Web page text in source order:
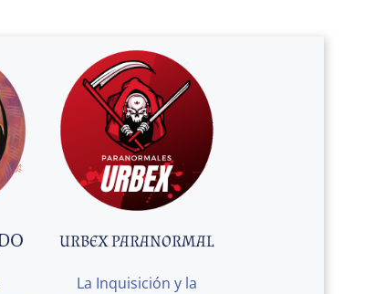
URBEX PARANORMAL
La Inquisición y la